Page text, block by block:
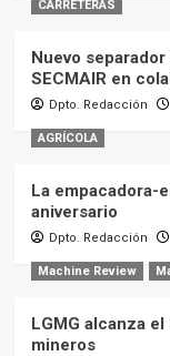
CARRETERAS
Nuevo
SECMAIR en
Dpto. Redacción
AGRÍCOLA
La empacadora-
aniversario
Dpto. Redacción
Machine Review
LGMG alcanza
mineros